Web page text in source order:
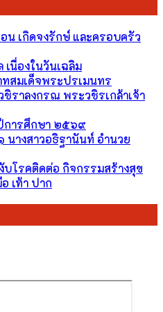
เกิดจงรักษ์ และครอบครัว
นื่องในวันเฉลิม
สมเด็จพระปรเมนทร
ราลงกรณ พระวชิรเกล้าเจ้า
การศึกษา ๒๕๖๙
นางสาวอธิฐานันท์ อำนวย
บโรคติดต่อ กิจกรรมสร้างสุข
เท้า ปาก